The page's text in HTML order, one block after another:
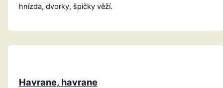
hnízda, dvorky, špičky věží.
Havrane, havrane